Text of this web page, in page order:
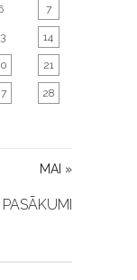
MAI »
7
14
21
28